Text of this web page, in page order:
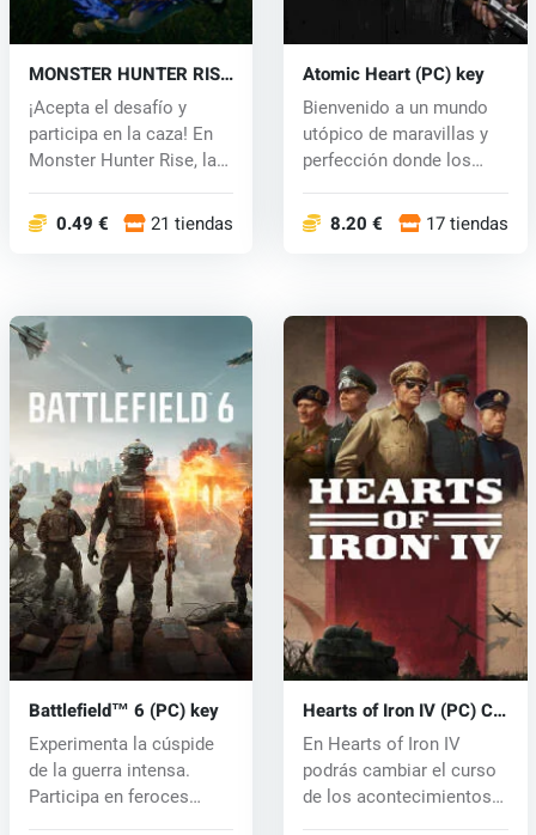
MONSTER HUNTER RISE
(PC) key
¡Acepta el desafío y
participa en la caza! En
Monster Hunter Rise, la
0.49 € 21 tiendas
Atomic Heart (PC) key
Bienvenido a un mundo
utópico de maravillas y
perfección donde los
8.20 € 17 tiendas
Battlefield™ 6 (PC) key
Experimenta la cúspide
de la guerra intensa.
Participa en feroces
Hearts of Iron IV (PC) CD
key
En Hearts of Iron IV
podrás cambiar el curso
de los acontecimientos